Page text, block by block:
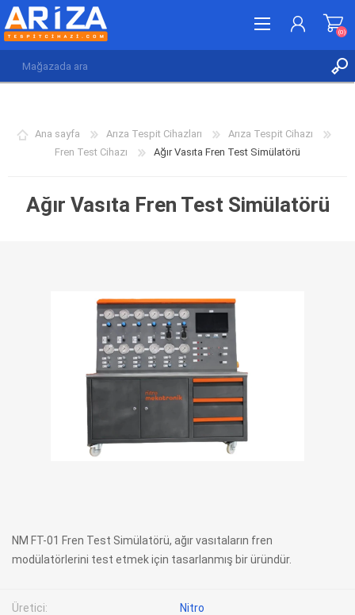
(0)
(0)
Ana sayfa Arıza Tespit Cihazları
Arıza Tespit Cihazı
Fren Test Cihazı
Ağır Vasıta Fren Test Simülatörü
Ağır Vasıta Fren Test Simülatörü
NM FT-01 Fren Test Simülatörü, ağır vasıtaların fren
modülatörlerini test etmek için tasarlanmış bir üründür.
Üretici: Nitro